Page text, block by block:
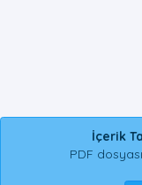
İçerik
PDF